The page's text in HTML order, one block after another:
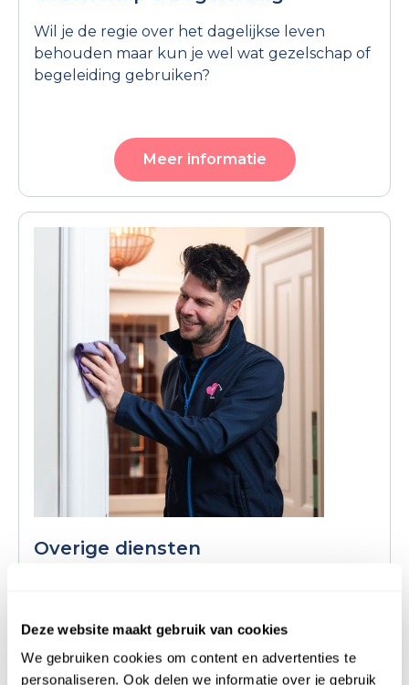
Deze website maakt gebruik van cookies
We gebruiken cookies om content en advertenties te
personaliseren. Ook delen we informatie over je gebruik
Wil je de regie over het dagelijkse leven
behouden maar kun je wel wat gezelschap of
begeleiding gebruiken?
Meer informatie
Overige diensten
laptop, bed verschonen, kasten opruimen en
meer!